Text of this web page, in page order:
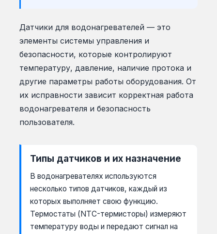
Датчики для водонагревателей — это
элементы системы управления и
безопасности, которые контролируют
температуру, давление, наличие протока и
другие параметры работы оборудования. От
их исправности зависит корректная работа
водонагревателя и безопасность
пользователя.
Типы датчиков и их назначение
В водонагревателях используются
несколько типов датчиков, каждый из
которых выполняет свою функцию.
Термостаты (NTC-термисторы) измеряют
температуру воды и передают сигнал на